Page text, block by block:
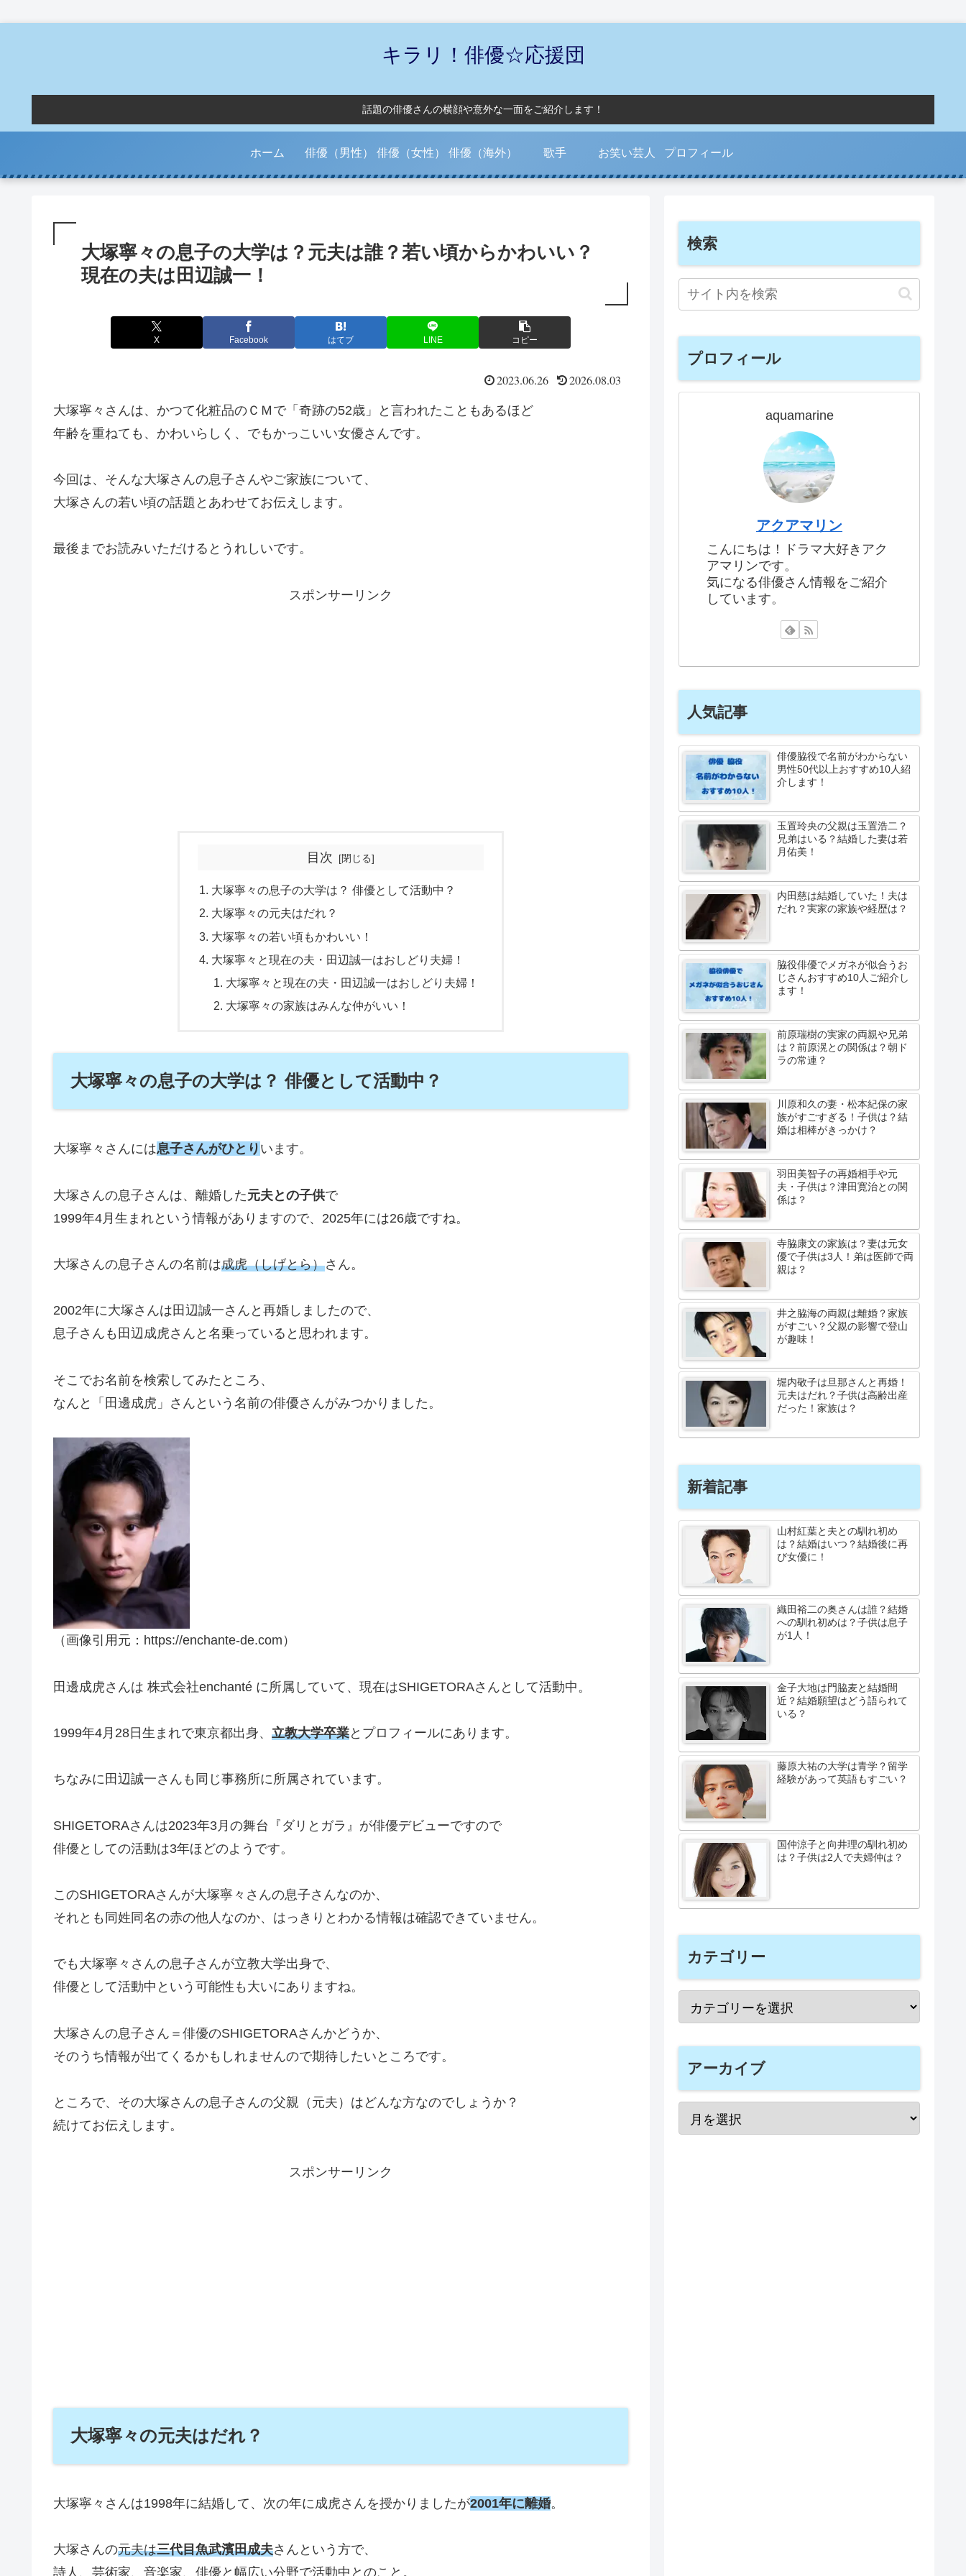
キラリ！俳優☆応援団
話題の俳優さんの横顔や意外な一面をご紹介します！
ホーム 俳優（男性） 俳優（女性） 俳優（海外） 歌手 お笑い芸人 プロフィール
大塚寧々の息子の大学は？元夫は誰？若い頃からかわいい？
現在の夫は田辺誠一！
X Facebook はてブ LINE コピー
2023.06.26 2026.08.03
大塚寧々さんは、かつて化粧品のＣＭで「奇跡の52歳」と言われたこともあるほど
年齢を重ねても、かわいらしく、でもかっこいい女優さんです。
今回は、そんな大塚さんの息子さんやご家族について、
大塚さんの若い頃の話題とあわせてお伝えします。
最後までお読みいただけるとうれしいです。
スポンサーリンク
目次
大塚寧々の息子の大学は？ 俳優として活動中？
大塚寧々の元夫はだれ？
大塚寧々の若い頃もかわいい！
大塚寧々と現在の夫・田辺誠一はおしどり夫婦！
大塚寧々と現在の夫・田辺誠一はおしどり夫婦！
大塚寧々の家族はみんな仲がいい！
大塚寧々の息子の大学は？ 俳優として活動中？
大塚寧々さんには息子さんがひとり います。
大塚さんの息子さんは、離婚した元夫との子供で
1999年4月生まれという情報がありますので、2025年には26歳ですね。
大塚さんの息子さんの名前は成虎（しげとら）さん。
2002年に大塚さんは田辺誠一さんと再婚しましたので、
息子さんも田辺成虎さんと名乗っていると思われます。
そこでお名前を検索してみたところ、
なんと「田邊成虎」さんという名前の俳優さんがみつかりました。
（画像引用元：https://enchante-de.com）
田邊成虎さんは 株式会社enchanté に所属していて、現在はSHIGETORAさんとして活動中。
1999年4月28日生まれで東京都出身、 立教大学卒業とプロフィールにあります。
ちなみに田辺誠一さんも同じ事務所に所属されています。
SHIGETORAさんは2023年3月の舞台『ダリとガラ』が俳優デビューですので
俳優としての活動は3年ほどのようです。
このSHIGETORAさんが大塚寧々さんの息子さんなのか、
それとも同姓同名の赤の他人なのか、はっきりとわかる情報は確認できていません。
でも大塚寧々さんの息子さんが立教大学出身で、
俳優として活動中という可能性も大いにありますね。
大塚さんの息子さん＝俳優のSHIGETORAさんかどうか、
そのうち情報が出てくるかもしれませんので期待したいところです。
ところで、その大塚さんの息子さんの父親（元夫）はどんな方なのでしょうか？
続けてお伝えします。
スポンサーリンク
大塚寧々の元夫はだれ？
大塚寧々さんは1998年に結婚して、次の年に成虎さんを授かりましたが2001年に離婚。
大塚さんの元夫は三代目魚武濱田成夫さんという方で、
詩人、芸術家、音楽家、俳優と幅広い分野で活動中とのこと。
検索
プロフィール
aquamarine
アクアマリン
こんにちは！ドラマ大好きアク
アマリンです。
気になる俳優さん情報をご紹介
しています。
人気記事
俳優脇役で名前がわからない
男性50代以上おすすめ10人紹
介します！
玉置玲央の父親は玉置浩二？
兄弟はいる？結婚した妻は若
月佑美！
内田慈は結婚していた！夫は
だれ？実家の家族や経歴は？
脇役俳優でメガネが似合うお
じさんおすすめ10人ご紹介し
ます！
前原瑞樹の実家の両親や兄弟
は？前原滉との関係は？朝ド
ラの常連？
川原和久の妻・松本紀保の家
族がすごすぎる！子供は？結
婚は相棒がきっかけ？
羽田美智子の再婚相手や元
夫・子供は？津田寛治との関
係は？
寺脇康文の家族は？妻は元女
優で子供は3人！弟は医師で両
親は？
井之脇海の両親は離婚？家族
がすごい？父親の影響で登山
が趣味！
堀内敬子は旦那さんと再婚！
元夫はだれ？子供は高齢出産
だった！家族は？
新着記事
山村紅葉と夫との馴れ初め
は？結婚はいつ？結婚後に再
び女優に！
織田裕二の奥さんは誰？結婚
への馴れ初めは？子供は息子
が1人！
金子大地は門脇麦と結婚間
近？結婚願望はどう語られて
いる？
藤原大祐の大学は青学？留学
経験があって英語もすごい？
国仲涼子と向井理の馴れ初め
は？子供は2人で夫婦仲は？
カテゴリー
アーカイブ